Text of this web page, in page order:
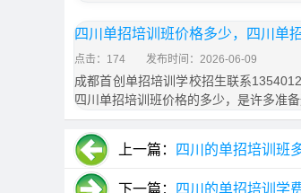
四川单招培训班价格多少，四川单
点击：174 发布时间：2026-06-09
成都首创单招培训学校招生联系
四川单招培训班价格的多少，是许多准
上一篇： 四川的单招培训班
下一篇： 四川的单招培训学